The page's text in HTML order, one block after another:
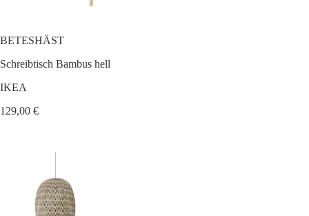
BETESHÄST
Schreibtisch Bambus hell
IKEA
129,00 €